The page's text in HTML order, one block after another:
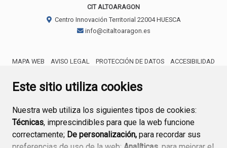
Este sitio utiliza cookies
Nuestra web utiliza los siguientes tipos de cookies:
Técnicas, imprescindibles para que la web funcione
correctamente; De personalización, para recordar sus
CIT ALTOARAGON
Centro Innovación Territorial 22004 HUESCA
info@citaltoaragon.es
MAPA WEB AVISO LEGAL PROTECCIÓN DE DATOS ACCESIBILIDAD
ENLACE EXTERNO AL